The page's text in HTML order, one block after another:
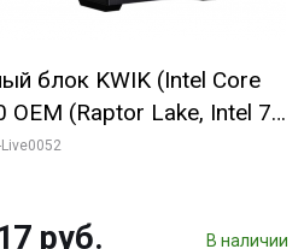
блок KWIK (Intel Core
OEM (Raptor Lake, Intel 7,
8PC// 64 ГБ ОЗУ (2
HD/ 512 ГБ SSD)
руб. В наличии